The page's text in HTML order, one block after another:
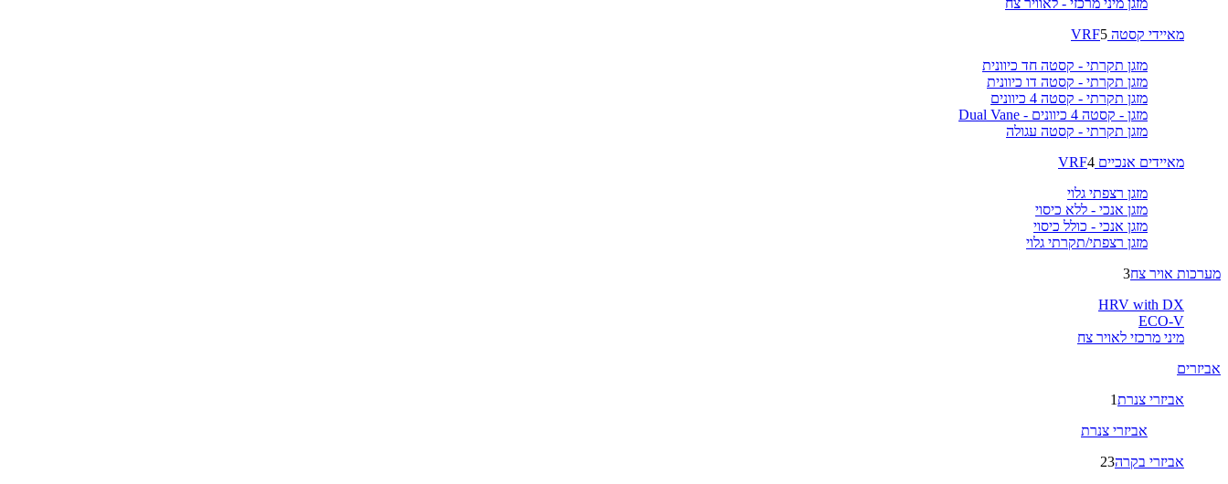
מזגן מיני מרכזי - לאוויר צח
מאיידי קסטה VRF 5
מזגן תקרתי - קסטה חד כיוונית
מזגן תקרתי - קסטה דו כיוונית
מזגן תקרתי - קסטה 4 כיוונים
מזגן - קסטה 4 כיוונים - Dual Vane
מזגן תקרתי - קסטה עגולה
מאיידים אנכיים VRF 4
מזגן רצפתי גלוי
מזגן אנכי - ללא כיסוי
מזגן אנכי - כולל כיסוי
מזגן רצפתי/תקרתי גלוי
מערכות אויר צח3
HRV with DX
ECO-V
מיני מרכזי לאויר צח
אביזרים
אביזרי צנרת1
אביזרי צנרת
אביזרי בקרה23